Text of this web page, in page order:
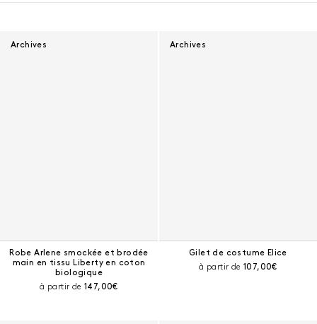
Archives
Robe Arlene smockée et brodée
main en tissu Liberty en coton
biologique
à partir de Prix courant :
147,00€
Archives
Gilet de costume Elice
à partir de Prix courant :
107,00€